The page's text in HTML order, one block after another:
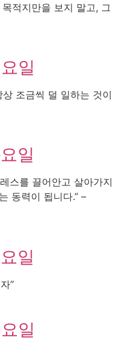
적지만을 보지 말고, 그
일
조금씩 덜 일하는 것이
일
스를 끌어안고 살아가지
동력이 됩니다.” –
일
”
일